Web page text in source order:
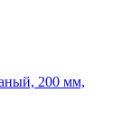
200 мм,